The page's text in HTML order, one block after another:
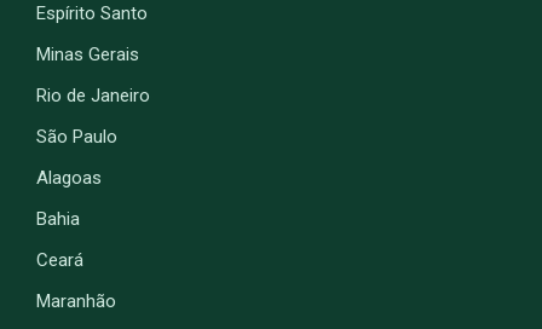
Espírito Santo
Minas Gerais
Rio de Janeiro
São Paulo
Alagoas
Bahia
Ceará
Maranhão